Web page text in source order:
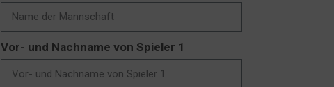
Vor- und Nachname von Spieler 1